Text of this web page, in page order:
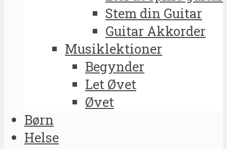
Stem din Guitar
Guitar Akkorder
Musiklektioner
Begynder
Let Øvet
Øvet
Børn
Helse